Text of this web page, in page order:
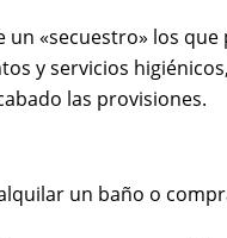
un «secuestro» los
y servicios
las provisiones.
un baño o